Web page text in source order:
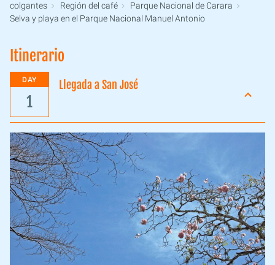
colgantes
Región del café
Parque Nacional de Carara
Selva y playa en el Parque Nacional Manuel Antonio
Itinerario
DAY
1
Llegada a San José